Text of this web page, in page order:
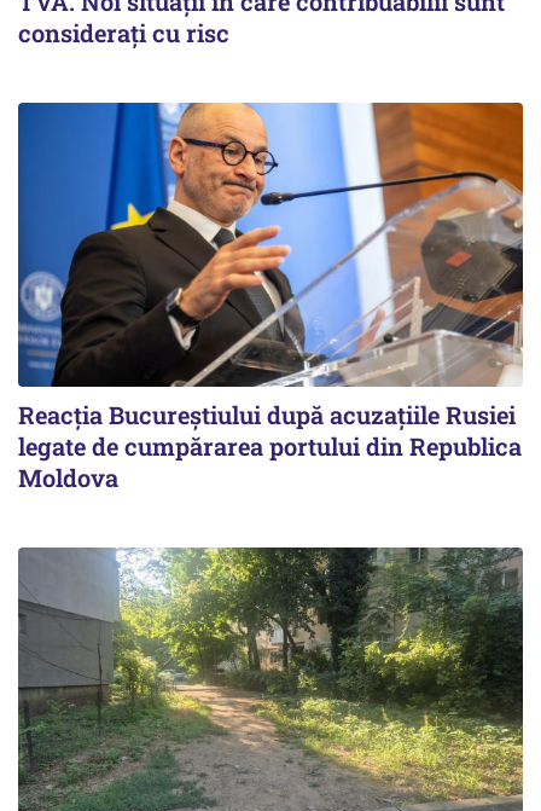
consideraţi cu risc
Reacția Bucureștiului după acuzațiile Rusiei
legate de cumpărarea portului din Republica
Moldova